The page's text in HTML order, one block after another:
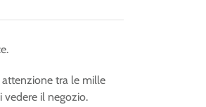
tra le mille
vedere il negozio.